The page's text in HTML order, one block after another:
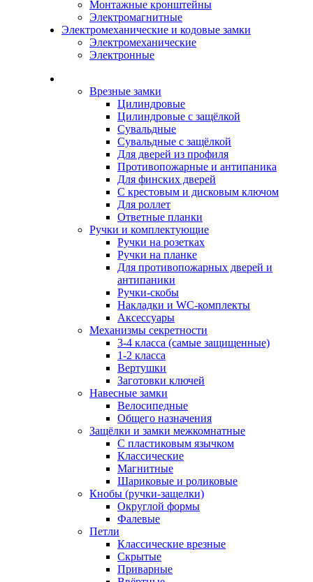
Монтажные кронштейны
Электромагнитные
Электромеханические и кодовые замки
Электромеханические
Электронные
Врезные замки
Цилиндровые
Цилиндровые с защёлкой
Сувальдные
Сувальдные с защёлкой
Для дверей из профиля
Противопожарные и антипаника
Для финских дверей
С крестовым и дисковым ключом
Для роллет
Ответные планки
Ручки и комплектующие
Ручки на розетках
Ручки на планке
Для противопожарных дверей и
антипаники
Ручки-скобы
Накладки и WC-комплекты
Аксессуары
Механизмы секретности
3-4 класса (самые защищенные)
1-2 класса
Вертушки
Заготовки ключей
Навесные замки
Велосипедные
Общего назначения
Защёлки и замки межкомнатные
С пластиковым язычком
Классические
Магнитные
Шариковые и роликовые
Кнобы (ручки-защелки)
Округлой формы
Фалевые
Петли
Классические врезные
Скрытые
Приварные